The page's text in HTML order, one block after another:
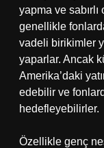
yapma ve sabırlı
genellikle
vadeli birikimler
yaparlar. Ancak
Amerika’daki
edebilir ve
hedefleyebilirler.
Özellikle genç